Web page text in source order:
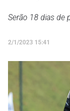
Serão 18 dias de
2/1/2023 15:41